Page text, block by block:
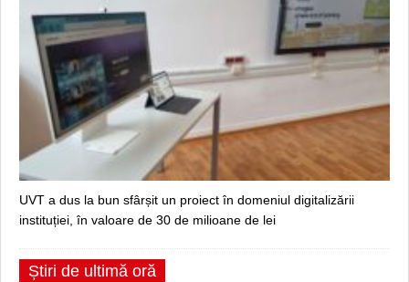
UVT a dus la bun sfârșit un proiect în domeniul digitalizării
instituției, în valoare de 30 de milioane de lei
Știri de ultimă oră